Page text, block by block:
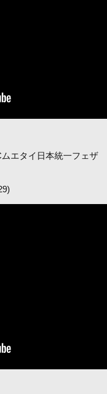
エタイ日本統一フェザ